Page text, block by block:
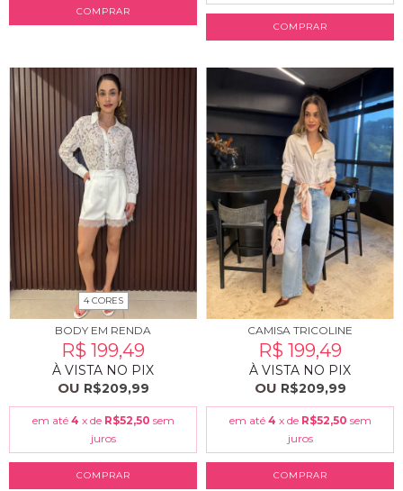
COMPRAR
COMPRAR
4 CORES
BODY EM RENDA
R$ 199,49
À VISTA NO PIX
OU R$209,99
em até 4 x de R$52,50 sem
juros
COMPRAR
CAMISA TRICOLINE
R$ 199,49
À VISTA NO PIX
OU R$209,99
em até 4 x de R$52,50 sem
juros
COMPRAR